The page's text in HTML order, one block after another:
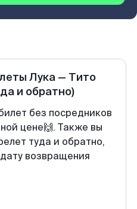
Лука— Тито
и обратно)
без посредников
цене🙌. Также вы
туда и обратно,
возвращения